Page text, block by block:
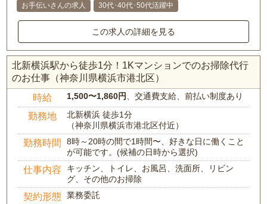
お手伝いさんの求人
30代･40代･50代活躍中
この求人の詳細を見る
北新横浜駅から徒歩1分！1Kマンションでのお掃除代行
のお仕事（神奈川県横浜市港北区）
時給 1,500〜1,860円 、交通費支給、前払い制度あり
勤務地
北新横浜 徒歩1分
（神奈川県横浜市港北区付近）
勤務時間
8時～20時の間で1時間〜、好きな日に働くこと
が可能です。(候補の日時から選択)
仕事内容
キッチン、トイレ、お風呂、洗面所、リビン
グ、その他のお掃除
契約形態 業務委託